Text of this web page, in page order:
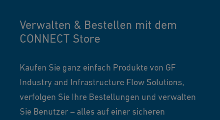
Verwalten & Bestellen mit dem
CONNECT Store
Kaufen Sie ganz einfach Produkte von GF
Industry and Infrastructure Flow Solutions,
verfolgen Sie Ihre Bestellungen und verwalten
Sie Benutzer – alles auf einer sicheren